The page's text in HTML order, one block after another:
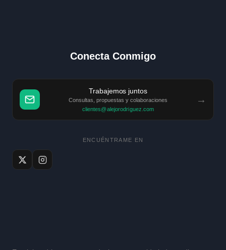
Conecta Conmigo
Trabajemos juntos
Consultas, propuestas y colaboraciones
clientes@alejorodriguez.com
→
ENCUÉNTRAME EN